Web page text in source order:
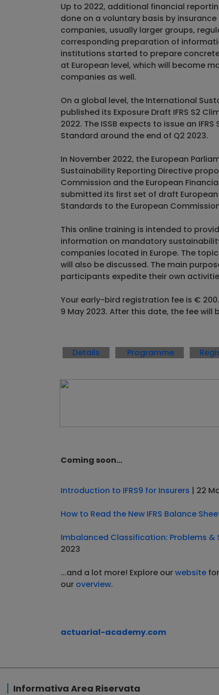
Up to 2022, additional financial
done on a voluntary basis by
companies, usually larger groups,
corresponding preparation of
institutions started to prepare
at European level, which will become
companies as well.
On a global level, the International
published its Exposure Draft IFRS S2
2022. The ISSB expects to issue an
Standard around the end of Q2 2023.
In November 2022, the European
Sustainability Reporting Directive
Commission and the European
submitted its first set of draft
Standards to the European
This online training is intended to
information on mandatory
companies located in Europe. The
will also be discussed. The main
participants expedite their own
Your early-bird registration fee is €
9 May 2023. After this date, the fee will
Details Programme
Coming soon...
Introduction to IFRS9 for Insurers | 22
How to Read the New IFRS Balance
Imbalanced Classification: Problems &
2023
...and a lot more! Explore ourwebsite
our overview.
actuarial-academy.com
Informativa Area Riservata